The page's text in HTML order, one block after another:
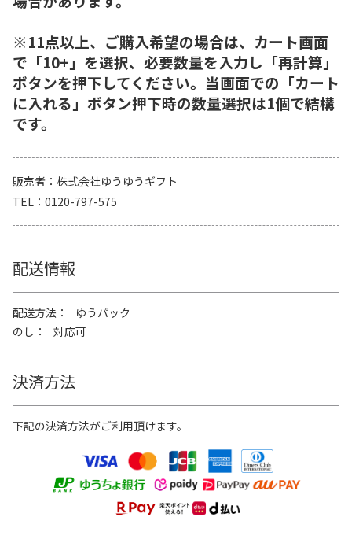
※11点以上、ご購入希望の場合は、カート画面
で「10+」を選択、必要数量を入力し「再計算」
ボタンを押下してください。当画面での「カート
に入れる」ボタン押下時の数量選択は1個で結構
です。
販売者
株式会社ゆうゆうギフト
TEL
0120-797-575
配送情報
配送方法
ゆうパック
のし
対応可
決済方法
下記の決済方法がご利用頂けます。